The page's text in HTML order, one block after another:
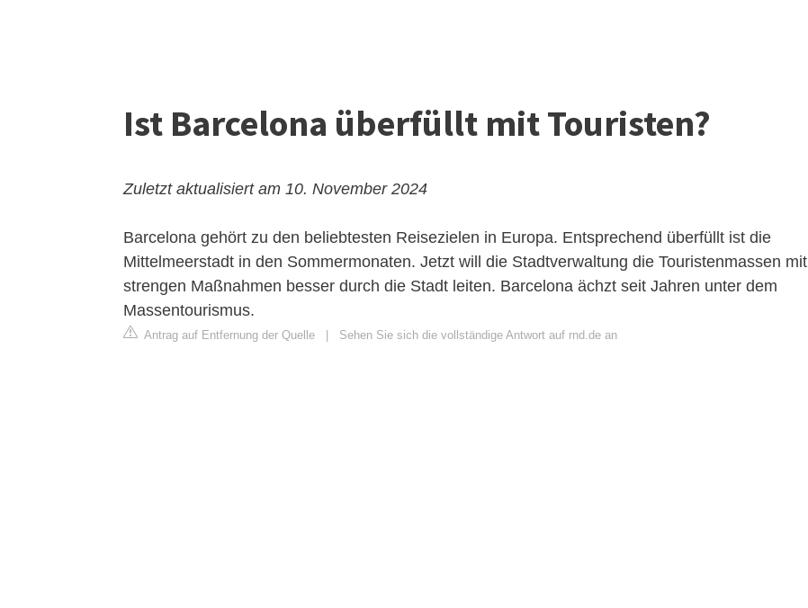
Ist Barcelona überfüllt mit Touristen?
Zuletzt aktualisiert am 10. November 2024
Barcelona gehört zu den beliebtesten Reisezielen in Europa. Entsprechend überfüllt ist die
Mittelmeerstadt in den Sommermonaten. Jetzt will die Stadtverwaltung die Touristenmassen mit
strengen Maßnahmen besser durch die Stadt leiten. Barcelona ächzt seit Jahren unter dem
Massentourismus.
Antrag auf Entfernung der Quelle Sehen Sie sich die vollständige Antwort auf rnd.de an